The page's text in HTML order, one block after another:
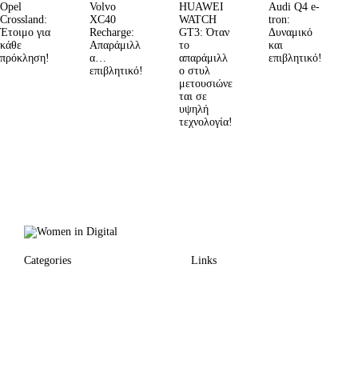
Opel
Crossland:
Έτοιμο για
κάθε
πρόκληση!
Volvo
XC40
Recharge:
Απαράμιλλ
α…
επιβλητικό!
HUAWEI
WATCH
GT3: Όταν
το
απαράμιλλ
ο στυλ
μετουσιώνε
ται σε
υψηλή
τεχνολογία!
Audi Q4 e-
tron:
Δυναμικό
και
επιβλητικό!
Categories Links